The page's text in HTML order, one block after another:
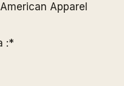
Apparel
:*